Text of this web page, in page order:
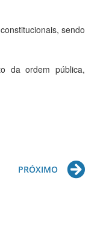
sendo
da ordem pública,
PRÓXIMO Next